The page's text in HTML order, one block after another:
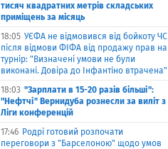
тисяч квадратних метрів складських
приміщень за місяць
18:05 УЄФА не відмовився від бойкоту ЧС
після відмови ФІФА від продажу прав на
турнір: "Визначені умови не були
виконані. Довіра до Інфантіно втрачена"
18:03 "Зарплати в 15-20 разів більші":
"Нефтчі" Вернидуба рознесли за виліт з
Ліги конференцій
17:46 Родрі готовий розпочати
переговори з "Барселоною" щодо умов